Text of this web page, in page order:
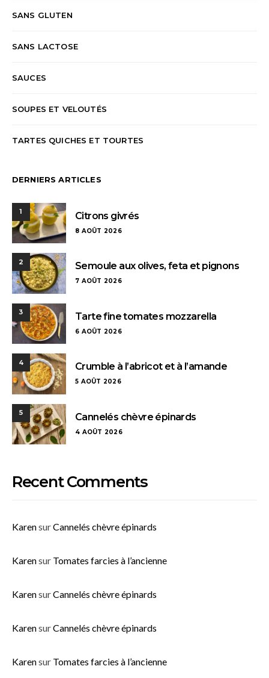
SANS GLUTEN
SANS LACTOSE
SAUCES
SOUPES ET VELOUTÉS
TARTES QUICHES ET TOURTES
DERNIERS ARTICLES
1 Citrons givrés
8 AOÛT 2026
2 Semoule aux olives, feta et pignons
7 AOÛT 2026
3 Tarte fine tomates mozzarella
6 AOÛT 2026
4 Crumble à l’abricot et à l’amande
5 AOÛT 2026
5 Cannelés chèvre épinards
4 AOÛT 2026
Recent Comments
KarensurCannelés chèvre épinards
Karensur Tomates farcies à l’ancienne
KarensurCannelés chèvre épinards
KarensurCannelés chèvre épinards
Karensur Tomates farcies à l’ancienne